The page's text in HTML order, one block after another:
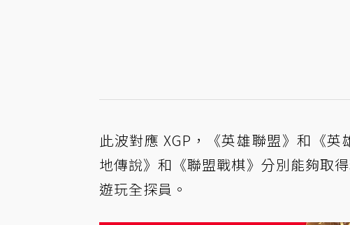
此波對應 XGP，《英雄聯盟》和《
地傳說》和《聯盟戰棋》分別能夠取
遊玩全探員。